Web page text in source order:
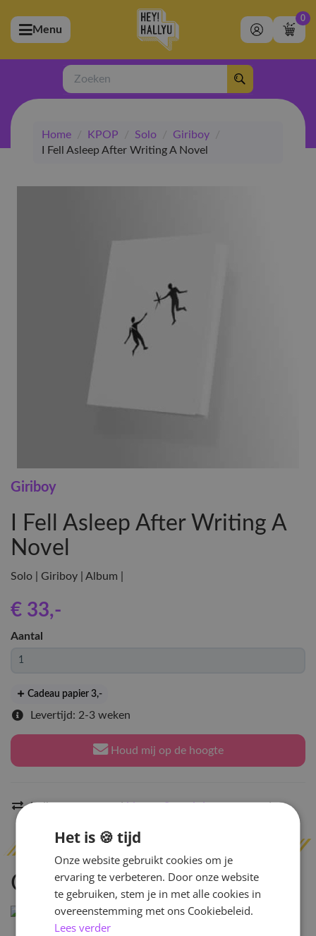
(Artiesten)
(Merchandise)
(Exclusive)
(Winkel)
Menu
0
Zoeken
Home / KPOP / Solo / Giriboy
/
I Fell Asleep After Writing A Novel
Giriboy
I Fell Asleep After Writing A
Novel
Solo | Giriboy | Album |
€ 33,-
Aantal
Cadeau papier 3,-
Levertijd: 2-3 weken
Houd mij op de hoogte
Indien op voorraadbinnen 2 werkdagenverzonden
Omschrijving
Het is 🍪 tijd
Onze website gebruikt cookies om je
ervaring te verbeteren. Door onze website
te gebruiken, stem je in met alle cookies in
overeenstemming met ons Cookiebeleid.
Lees verder